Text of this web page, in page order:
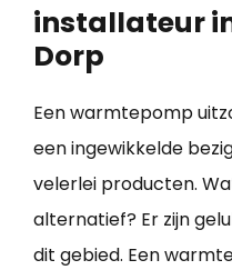
installateur
Dorp
Een warmtepomp
een ingewikkelde
velerlei producten.
alternatief? Er zijn
dit gebied. Een